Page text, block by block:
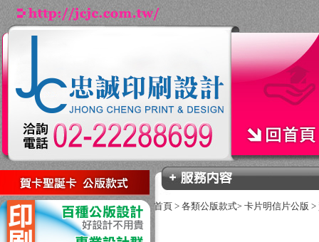
首頁 > 各類公版款式> 卡片明信片公版 >